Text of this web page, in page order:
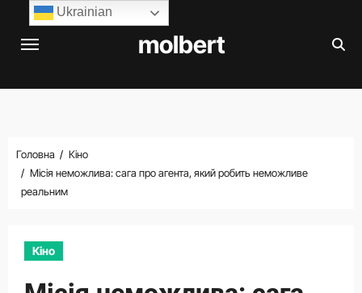
Перейти
molbert
Головна
Кіно
Місія неможлива: сага про агента, який робить неможливе
реальним
Кіно
Ukrainian